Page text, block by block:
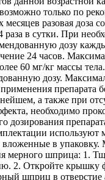
только по
разовая доза
раза в сутки. При
дозу
24 часов.
60 мг/кг массы
дозу.
препарата
а также при
необходимо
дозирования
в
мерного шприца: 1.
2. Откройте крышку
шприц в отверстие